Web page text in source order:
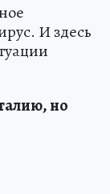
И здесь
но